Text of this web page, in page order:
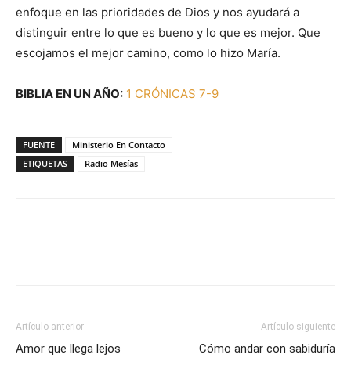
enfoque en las prioridades de Dios y nos ayudará a
distinguir entre lo que es bueno y lo que es mejor. Que
escojamos el mejor camino, como lo hizo María.
BIBLIA EN UN AÑO: 1 CRÓNICAS 7-9
FUENTE
Ministerio En Contacto
ETIQUETAS
Radio Mesías
Artículo anterior
Amor que llega lejos
Artículo siguiente
Cómo andar con sabiduría